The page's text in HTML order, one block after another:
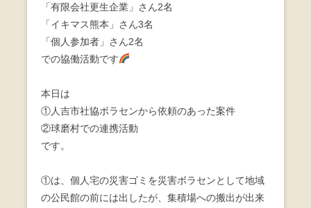
「有限会社更生企業」さん2名
「イキマス熊本」さん3名
「個人参加者」さん2名
での協働活動です
本日は
①人吉市社協ボラセンから依頼のあった案件
②球磨村での連携活動
です。
①は、個人宅の災害ゴミを災害ボラセンとして地域
の公民館の前には出したが、集積場への搬出が出来